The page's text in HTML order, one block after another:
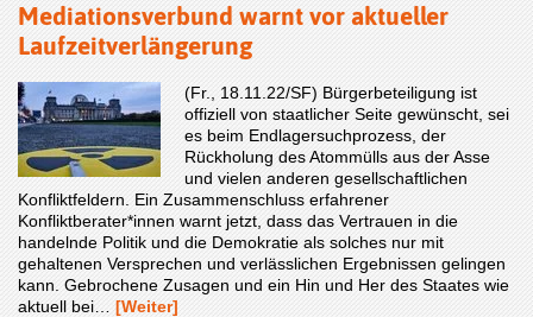
Mediationsverbund warnt vor aktueller
Laufzeitverlängerung
(Fr., 18.11.22/SF) Bürgerbeteiligung ist
offiziell von staatlicher Seite gewünscht, sei
es beim Endlagersuchprozess, der
Rückholung des Atommülls aus der Asse
und vielen anderen gesellschaftlichen
Konfliktfeldern. Ein Zusammenschluss erfahrener
Konfliktberater*innen warnt jetzt, dass das Vertrauen in die
handelnde Politik und die Demokratie als solches nur mit
gehaltenen Versprechen und verlässlichen Ergebnissen gelingen
kann. Gebrochene Zusagen und ein Hin und Her des Staates wie
aktuell bei… [Weiter]